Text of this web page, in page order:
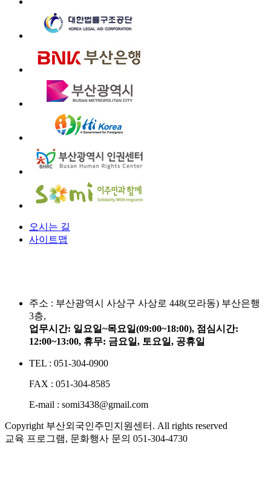
오시는 길
사이트맵
주소 : 부산광역시 사상구 사상로 448(모라동) 부산은행
3층,
업무시간: 일요일~목요일(09:00~18:00), 점심시간:
12:00~13:00, 휴무: 금요일, 토요일, 공휴일
TEL : 051-304-0900
FAX : 051-304-8585
E-mail : somi3438@gmail.com
Copyright 부산외국인주민지원센터. All rights reserved
교육 프로그램, 문화행사 문의 051-304-4730